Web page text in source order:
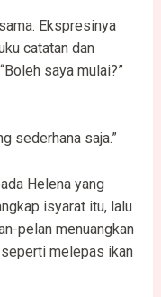
Ekspresinya
catatan dan
saya mulai?”
sederhana saja.”
Helena yang
isyarat itu, lalu
pelan menuangkan
melepas ikan